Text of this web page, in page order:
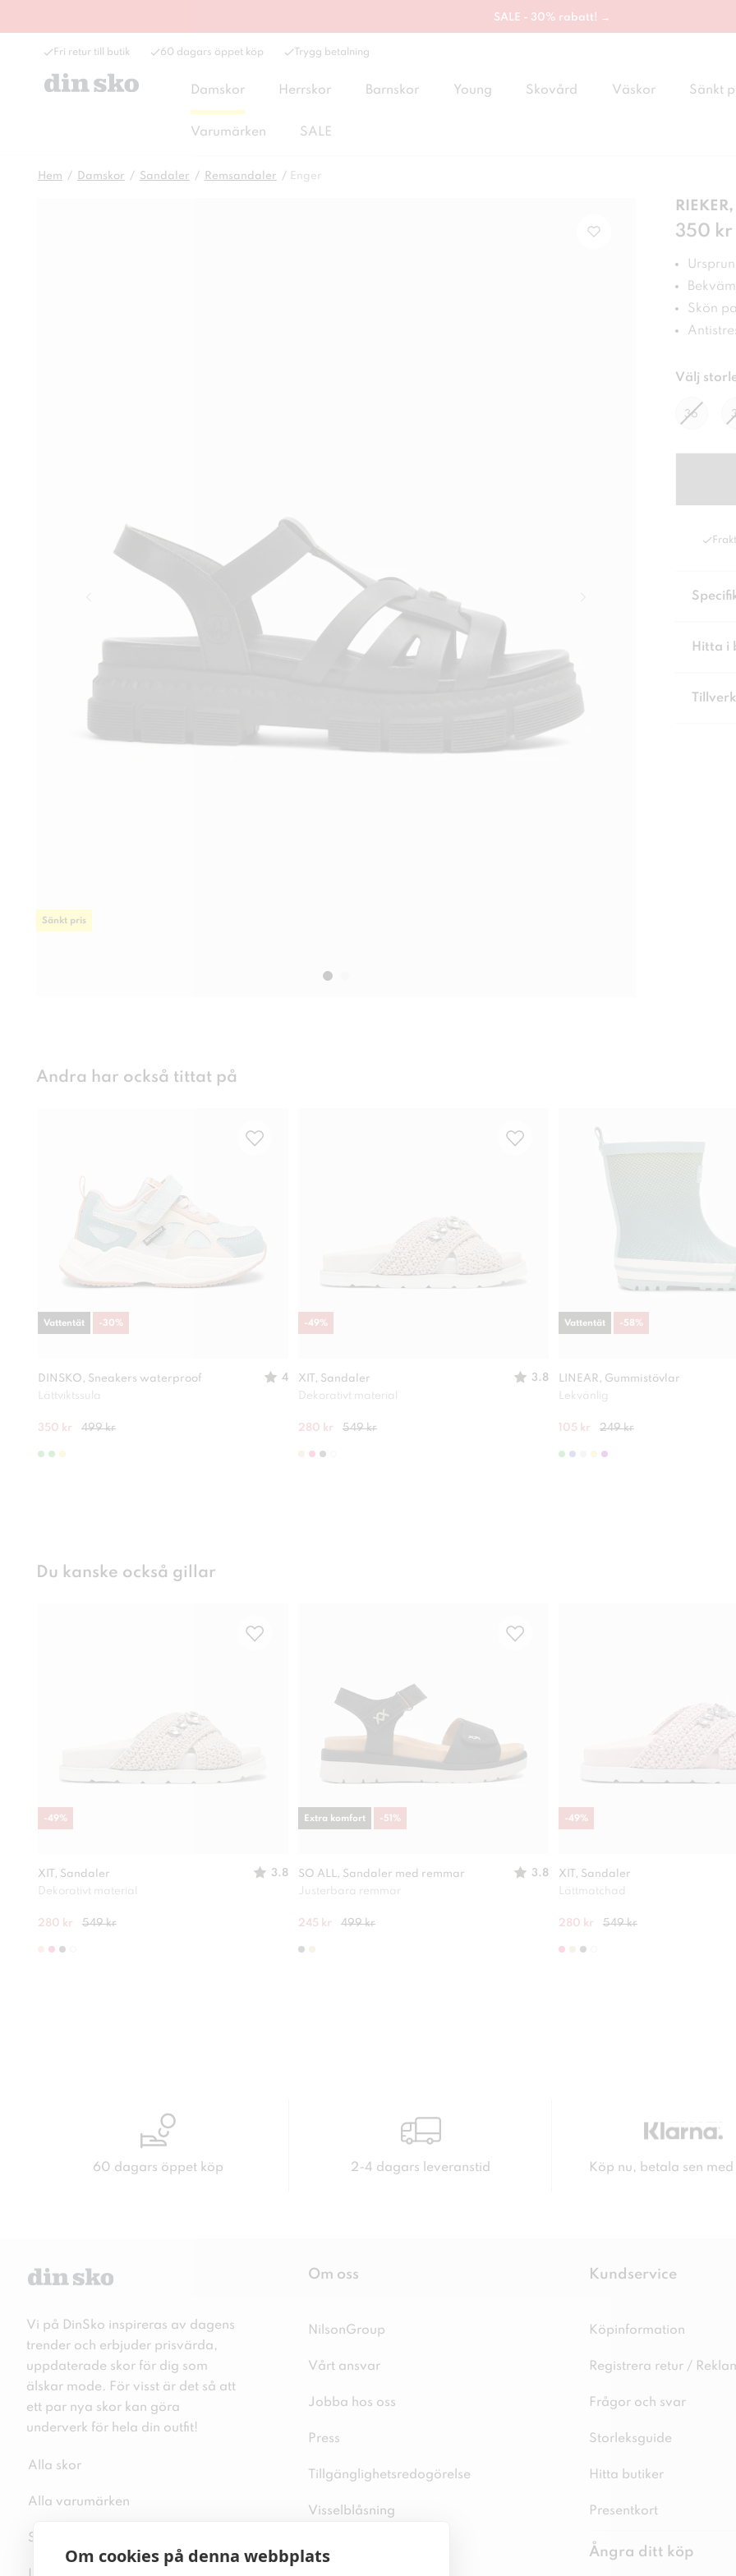
Om cookies på denna webbplats
SALE - 30% rabatt! →
Fri retur till butik 60 dagars öppet köp Trygg betalning
Damskor Herrskor Barnskor Young Skovård Väskor Sänkt
Varumärken SALE
Hem Damskor Sandaler Remsandaler Enger
Sänkt pris
Pris:
350 kr
Skön
Välj
36
Hitta i
Andra har också tittat på
DINSKO, Sneakers waterproof
4
Lättviktssula
350 kr 499 kr
Vattentät -30%
XIT, Sandaler
3.8
Dekorativt material
280 kr 549 kr
-49%
LINEAR, Gummistövlar
Lekvänlig
105 kr 249 kr
Vattentät -58 %
Du kanske också gillar
XIT, Sandaler
3.8
Dekorativt material
280 kr 549 kr
-49%
SO ALL, Sandaler med remmar
3.8
Justerbara remmar
245 kr 499 kr
Extra komfort -51 %
XIT, Sandaler
Lättmatchad
280 kr 549 kr
-49%
60 dagars öppet köp 2-4 dagars leveranstid Köp nu, betala sen
Vi på DinSko inspireras av dagens
trender och erbjuder prisvärda,
uppdaterade skor för dig som
älskar mode. För visst är det så att
ett par nya skor kan göra
underverk för hela din outfit!
Alla skor
Alla varumärken
Sitemap
Om oss
NilsonGroup
Vårt ansvar
Jobba hos oss
Press
Tillgänglighetsredogörelse
Visselblåsning
Kundservice
Köpinformation
Registrera retur /
Frågor och svar
Storleksguide
Hitta butiker
Presentkort
Ångra ditt köp